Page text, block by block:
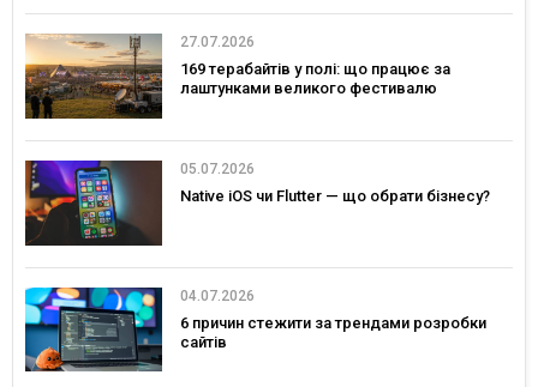
27.07.2026
169 терабайтів у полі: що працює за
лаштунками великого фестивалю
05.07.2026
Native iOS чи Flutter — що обрати бізнесу?
04.07.2026
6 причин стежити за трендами розробки
сайтів